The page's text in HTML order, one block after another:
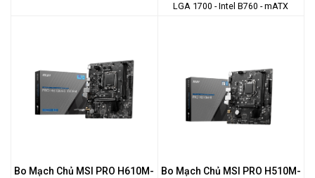
LGA 1700 - Intel B760 - mATX
Bo Mạch Chủ MSI PRO H610M-
Bo Mạch Chủ MSI PRO H510M-